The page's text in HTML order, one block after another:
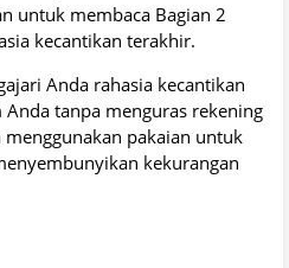
untuk membaca Bagian 2
kecantikan terakhir.
Anda rahasia kecantikan
tanpa menguras rekening
pakaian untuk
kekurangan